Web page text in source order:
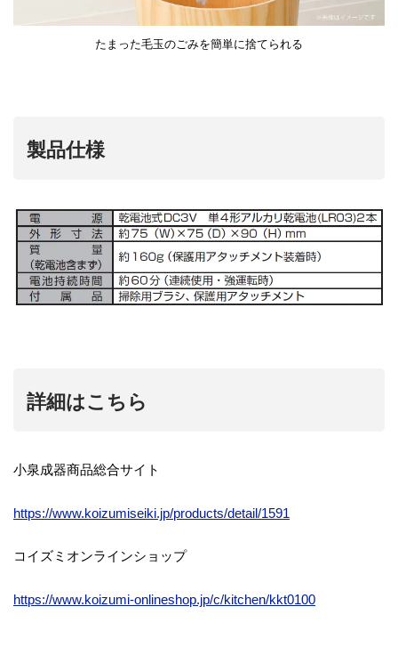
たまった毛玉のごみを簡単に捨てられる
製品仕様
詳細はこちら
小泉成器商品総合サイト
https://www.koizumiseiki.jp/products/detail/1591
コイズミオンラインショップ
https://www.koizumi-onlineshop.jp/c/kitchen/kkt0100